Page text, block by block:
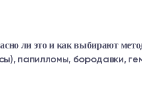
ли это и как выбирают
папилломы, бородавки,